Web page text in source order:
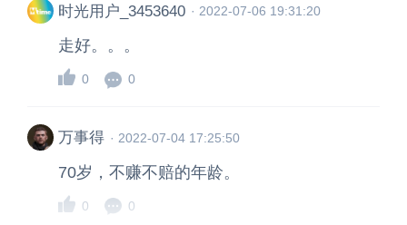
时光用户_3453640 · 2022-07-06 19:31:20
走好。。。
0 0
万事得 · 2022-07-04 17:25:50
70岁，不赚不赔的年龄。
0 0